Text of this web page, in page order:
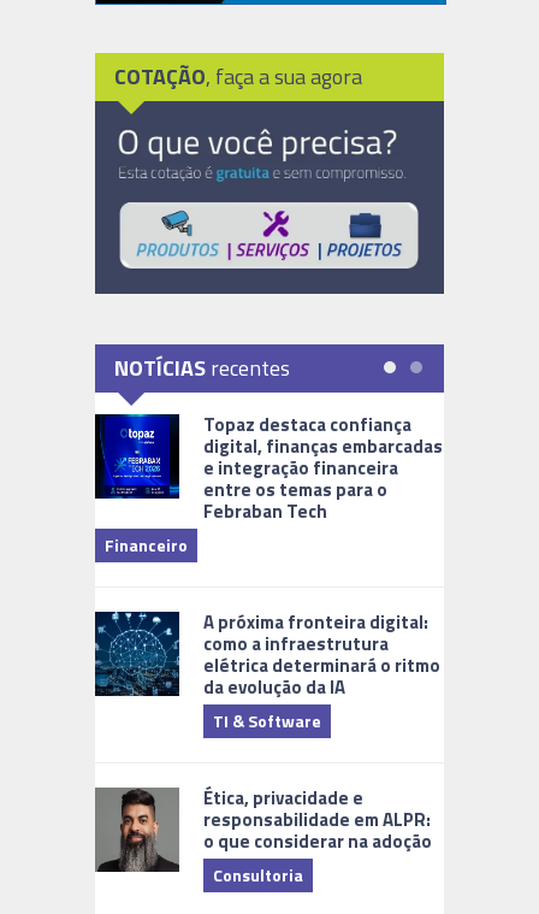
COTAÇÃO, faça a sua agora
NOTÍCIASrecentes
Topaz destaca confiança
digital, finanças embarcadas
e integração financeira
entre os temas para o
Febraban Tech
Financeiro
A próxima fronteira digital:
como a infraestrutura
elétrica determinará o ritmo
da evolução da IA
TI & Software
Ética, privacidade e
responsabilidade em ALPR:
o que considerar na adoção
Consultoria